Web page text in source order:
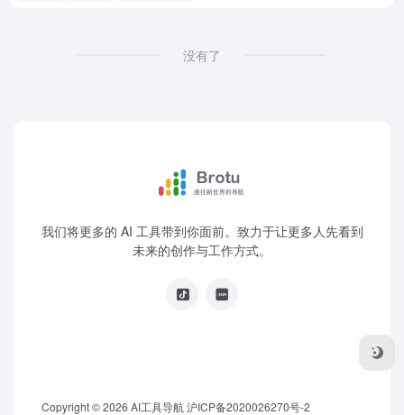
没有了
我们将更多的 AI 工具带到你面前。致力于让更多人先看到
未来的创作与工作方式。
Copyright © 2026 AI工具导航沪ICP备2020026270号-2